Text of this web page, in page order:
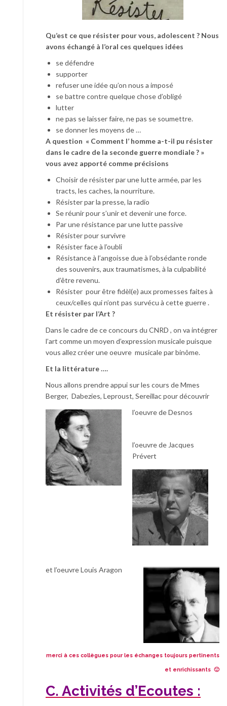
Qu’est ce que résister pour vous, adolescent ? Nous
avons échangé à l’oral ces quelques idées
se défendre
supporter
refuser une idée qu’on nous a imposé
se battre contre quelque chose d’obligé
lutter
ne pas se laisser faire, ne pas se soumettre.
se donner les moyens de …
A question « Comment l’ homme a-t-il pu résister
dans le cadre de la seconde guerre mondiale ? »
vous avez apporté comme précisions
Choisir de résister par une lutte armée, par les
tracts, les caches, la nourriture.
Résister par la presse, la radio
Se réunir pour s’unir et devenir une force.
Par une résistance par une lutte passive
Résister pour survivre
Résister face à l’oubli
Résistance à l’angoisse due à l’obsédante ronde
des souvenirs, aux traumatismes, à la culpabilité
d’être revenu.
Résister pour être fidèl(e) aux promesses faites à
ceux/celles qui n’ont pas survécu à cette guerre .
Et résister par l’Art ?
Dans le cadre de ce concours du CNRD , on va intégrer
l’art comme un moyen d’expression musicale puisque
vous allez créer une oeuvre musicale par binôme.
Et la littérature ….
Nous allons prendre appui sur les cours de Mmes
Berger, Dabezies, Leproust, Sereillac pour découvrir
l’oeuvre de Desnos
l’oeuvre de Jacques
Prévert
et l’oeuvre Louis Aragon
merci à ces collègues pour les échanges toujours pertinents
et enrichissants 🙂
C. Activités d’Ecoutes :